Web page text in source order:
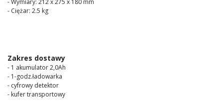
- Wymiary: 212 x 275 x 180 mm
- Ciężar: 2.5 kg
Zakres dostawy
- 1 akumulator 2,0Ah
- 1-godz.ładowarka
- cyfrowy detektor
- kufer transportowy